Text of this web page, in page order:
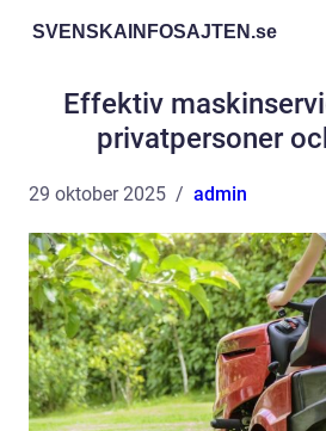
SVENSKAINFOSAJTEN.se
Effektiv
privatpersoner
29 oktober 2025 admin